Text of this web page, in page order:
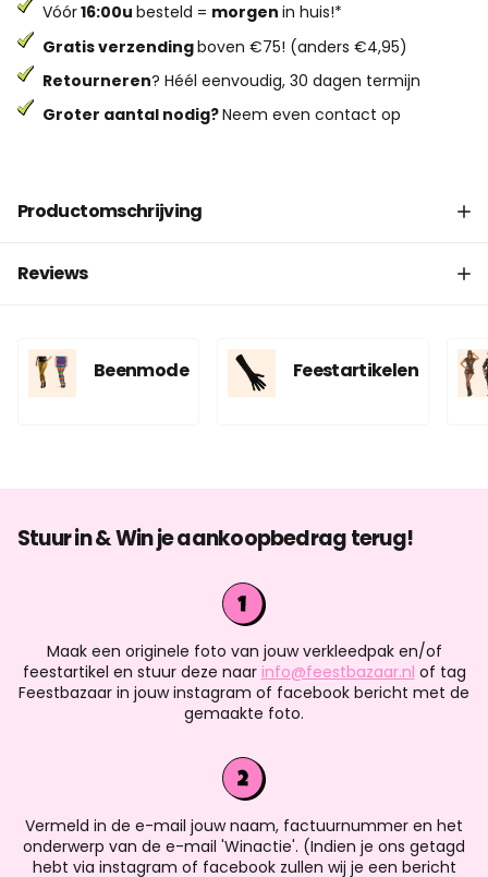
Vóór16:00u besteld = morgen in huis!*
Gratis verzendingboven €75! (anders €4,95)
Retourneren? Héél eenvoudig, 30 dagen termijn
Groter aantal nodig?Neem even contact op
Productomschrijving
Reviews
Beenmode Feestartikelen
Stuur in & Win je aankoopbedrag terug!
Maak een originele foto van jouw verkleedpak en/of
feestartikel en stuur deze naar info@feestbazaar.nl of tag
Feestbazaar in jouw instagram of facebook bericht met de
gemaakte foto.
Vermeld in de e-mail jouw naam, factuurnummer en het
onderwerp van de e-mail 'Winactie'. (Indien je ons getagd
hebt via instagram of facebook zullen wij je een bericht